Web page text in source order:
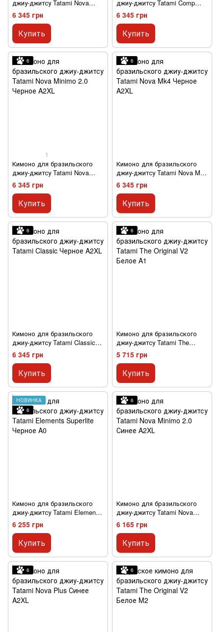
джиу-джитсу Tatami Nova
Absolute Черное A0
6 345 грн
Купить
джиу-джитсу Tatami Comp
SRS Lightweight 2.0 Черное
A1
6 345 грн
Купить
6
1
Кимоно для бразильского
джиу-джитсу Tatami Nova
Minimo 2.0 Черное A2XL
6 345 грн
Купить
6
Кимоно для бразильского
джиу-джитсу Tatami Nova Mk4
Черное A2XL
6 345 грн
Купить
6
Кимоно для бразильского
джиу-джитсу Tatami Classic
Черное A2XL
6 345 грн
Купить
6
Кимоно для бразильского
джиу-джитсу Tatami The
Original V2 Белое A1
5 715 грн
Купить
НОВИНКА
6
Кимоно для бразильского
джиу-джитсу Tatami Elements
Superlite Черное A0
6 255 грн
Купить
6
Кимоно для бразильского
джиу-джитсу Tatami Nova
Minimo 2.0 Синее A2XL
6 165 грн
Купить
6 6